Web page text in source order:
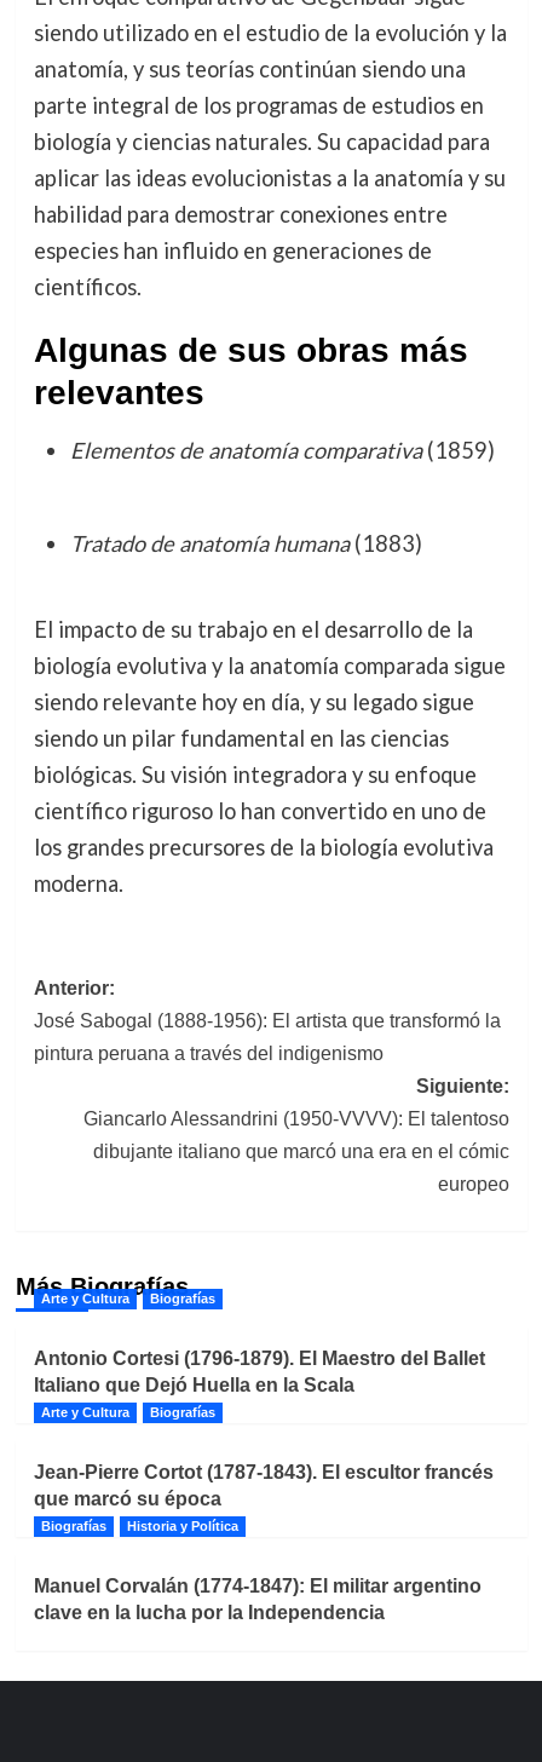
siendo utilizado en el estudio de la evolución y la
anatomía, y sus teorías continúan siendo una
parte integral de los programas de estudios en
biología y ciencias naturales. Su capacidad para
aplicar las ideas evolucionistas a la anatomía y su
habilidad para demostrar conexiones entre
especies han influido en generaciones de
científicos.
Algunas de sus obras más
relevantes
Elementos de anatomía comparativa(1859)
Tratado de anatomía humana(1883)
El impacto de su trabajo en el desarrollo de la
biología evolutiva y la anatomía comparada sigue
siendo relevante hoy en día, y su legado sigue
siendo un pilar fundamental en las ciencias
biológicas. Su visión integradora y su enfoque
científico riguroso lo han convertido en uno de
los grandes precursores de la biología evolutiva
moderna.
Navegación
de
Anterior:
José Sabogal (1888-1956): El artista que transformó la
pintura peruana a través del indigenismo
Siguiente:
Giancarlo Alessandrini (1950-VVVV): El talentoso
dibujante italiano que marcó una era en el cómic
europeo
Más Biografías
Arte y Cultura Biografías
Antonio Cortesi (1796-1879). El Maestro del Ballet
Italiano que Dejó Huella en la Scala
Arte y Cultura Biografías
Jean-Pierre Cortot (1787-1843). El escultor francés
que marcó su época
Biografías Historia y Política
Manuel Corvalán (1774-1847): El militar argentino
clave en la lucha por la Independencia